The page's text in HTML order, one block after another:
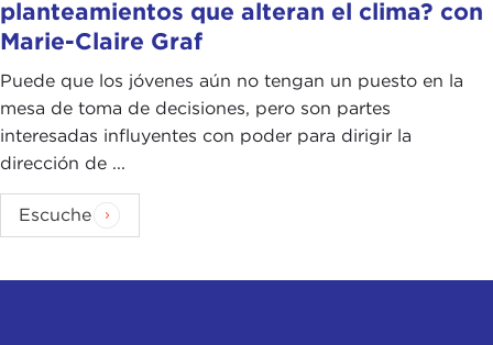
planteamientos que alteran el clima? con
Marie-Claire Graf
Puede que los jóvenes aún no tengan un puesto en la
mesa de toma de decisiones, pero son partes
interesadas influyentes con poder para dirigir la
dirección de ...
Escuche